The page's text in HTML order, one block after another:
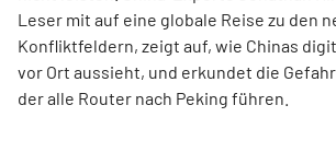
Leser mit auf eine globale Reise zu den
Konfliktfeldern, zeigt auf, wie Chinas
vor Ort aussieht, und erkundet die
der alle Router nach Peking führen.